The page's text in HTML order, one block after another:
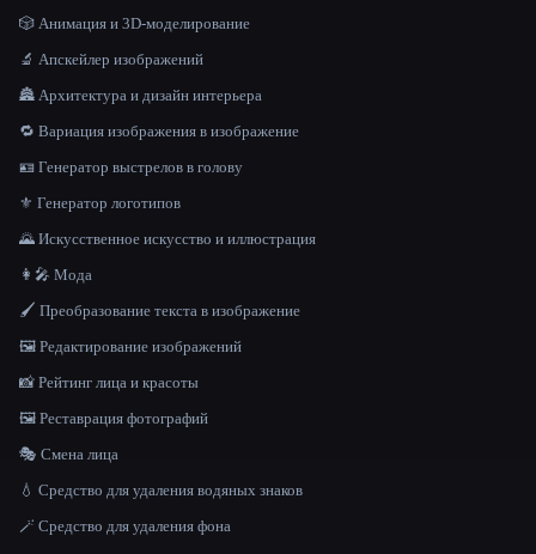
🎲 Анимация и 3D-моделирование
🔬 Апскейлер изображений
🏯 Архитектура и дизайн интерьера
🔁 Вариация изображения в изображение
🪪 Генератор выстрелов в голову
⚜️ Генератор логотипов
🌄 Искусственное искусство и иллюстрация
👩‍🎤 Мода
🖌️ Преобразование текста в изображение
🖼️ Редактирование изображений
📸 Рейтинг лица и красоты
🖼️ Реставрация фотографий
🎭 Смена лица
💧 Средство для удаления водяных знаков
🪄 Средство для удаления фона